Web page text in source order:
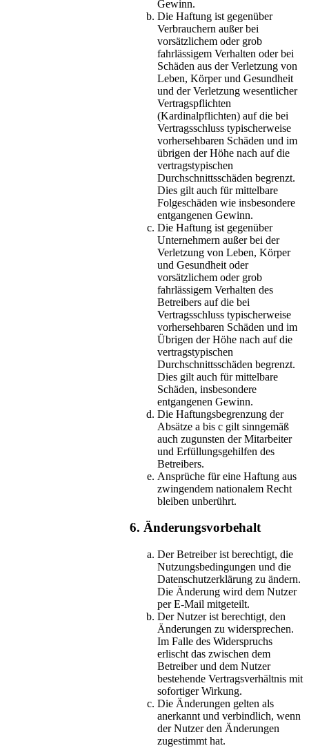
Gewinn.
Die Haftung ist gegenüber
Verbrauchern außer bei
vorsätzlichem oder grob
fahrlässigem Verhalten oder bei
Schäden aus der Verletzung von
Leben, Körper und Gesundheit
und der Verletzung wesentlicher
Vertragspflichten
(Kardinalpflichten) auf die bei
Vertragsschluss typischerweise
vorhersehbaren Schäden und im
übrigen der Höhe nach auf die
vertragstypischen
Durchschnittsschäden begrenzt.
Dies gilt auch für mittelbare
Folgeschäden wie insbesondere
entgangenen Gewinn.
Die Haftung ist gegenüber
Unternehmern außer bei der
Verletzung von Leben, Körper
und Gesundheit oder
vorsätzlichem oder grob
fahrlässigem Verhalten des
Betreibers auf die bei
Vertragsschluss typischerweise
vorhersehbaren Schäden und im
Übrigen der Höhe nach auf die
vertragstypischen
Durchschnittsschäden begrenzt.
Dies gilt auch für mittelbare
Schäden, insbesondere
entgangenen Gewinn.
Die Haftungsbegrenzung der
Absätze a bis c gilt sinngemäß
auch zugunsten der Mitarbeiter
und Erfüllungsgehilfen des
Betreibers.
Ansprüche für eine Haftung aus
zwingendem nationalem Recht
bleiben unberührt.
6. Änderungsvorbehalt
Der Betreiber ist berechtigt, die
Nutzungsbedingungen und die
Datenschutzerklärung zu ändern.
Die Änderung wird dem Nutzer
per E-Mail mitgeteilt.
Der Nutzer ist berechtigt, den
Änderungen zu widersprechen.
Im Falle des Widerspruchs
erlischt das zwischen dem
Betreiber und dem Nutzer
bestehende Vertragsverhältnis mit
sofortiger Wirkung.
Die Änderungen gelten als
anerkannt und verbindlich, wenn
der Nutzer den Änderungen
zugestimmt hat.